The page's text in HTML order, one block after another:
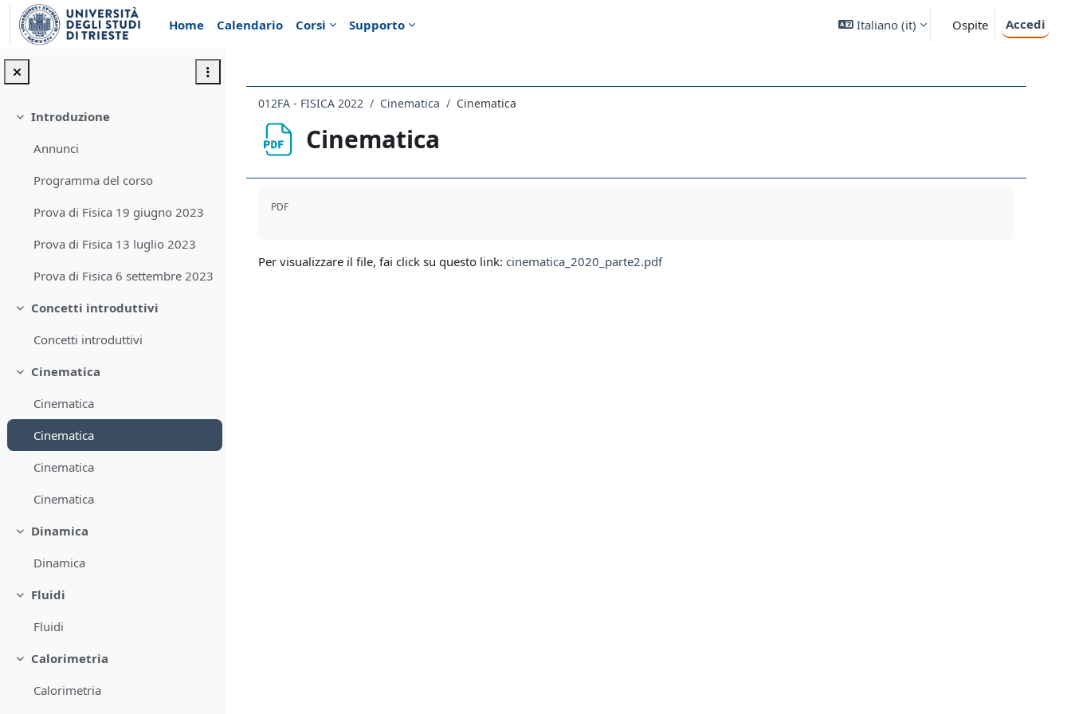
Vai al contenuto principale
Home
Calendario Corsi Supporto Italiano ‎(it)‎ Ospite Accedi
Minimizza
Introduzione
Annunci
Programma del corso
Prova di Fisica 19 giugno 2023
Prova di Fisica 13 luglio 2023
Prova di Fisica 6 settembre 2023
Minimizza
Concetti introduttivi
Concetti introduttivi
Minimizza
Cinematica
Cinematica
Cinematica
Cinematica
Cinematica
Minimizza
Dinamica
Dinamica
Minimizza
Fluidi
Fluidi
Minimizza
Calorimetria
Calorimetria
012FA - FISICA 2022 Cinematica Cinematica
Cinematica
PDF
Per visualizzare il file, fai click su questo link: cinematica_2020_parte2.pdf